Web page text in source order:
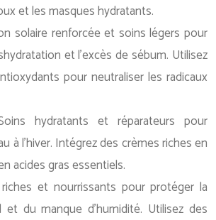
et les masques hydratants.
solaire renforcée et soins légers pour
et l’excès de sébum. Utilisez
pour neutraliser les radicaux
hydratants et réparateurs pour
à l’hiver. Intégrez des crèmes riches en
acides gras essentiels.
et nourrissants pour protéger la
du manque d’humidité. Utilisez des